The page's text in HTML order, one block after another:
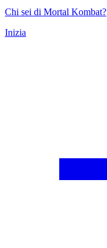
Chi sei di Mortal Kombat?
Inizia